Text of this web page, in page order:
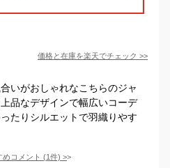
価格と在庫を楽天でチェック >>
いがおしゃれなこちらのジャ
品なデザインで幅広いコーデ
たりシルエットで羽織りやす
コメント (1件) >